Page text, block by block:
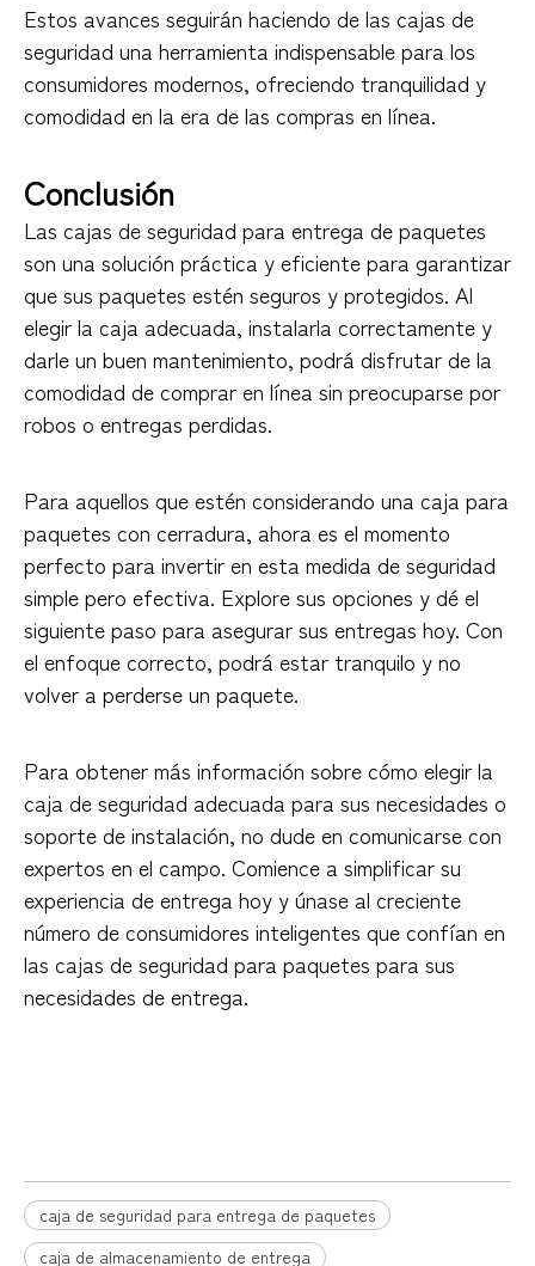
Estos avances seguirán haciendo de las cajas de
seguridad una herramienta indispensable para los
consumidores modernos, ofreciendo tranquilidad y
comodidad en la era de las compras en línea.
Conclusión
Las cajas de seguridad para entrega de paquetes
son una solución práctica y eficiente para garantizar
que sus paquetes estén seguros y protegidos. Al
elegir la caja adecuada, instalarla correctamente y
darle un buen mantenimiento, podrá disfrutar de la
comodidad de comprar en línea sin preocuparse por
robos o entregas perdidas.
Para aquellos que estén considerando una caja para
paquetes con cerradura, ahora es el momento
perfecto para invertir en esta medida de seguridad
simple pero efectiva. Explore sus opciones y dé el
siguiente paso para asegurar sus entregas hoy. Con
el enfoque correcto, podrá estar tranquilo y no
volver a perderse un paquete.
Para obtener más información sobre cómo elegir la
caja de seguridad adecuada para sus necesidades o
soporte de instalación, no dude en comunicarse con
expertos en el campo. Comience a simplificar su
experiencia de entrega hoy y únase al creciente
número de consumidores inteligentes que confían en
las cajas de seguridad para paquetes para sus
necesidades de entrega.
caja de seguridad para entrega de paquetes
caja de almacenamiento de entrega